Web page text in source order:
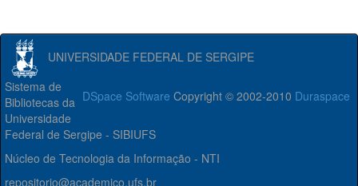
UNIVERSIDADE FEDERAL DE SERGIPE
DSpace Software Copyright © 2002-2010 Duraspace
Sistema de
Bibliotecas da
Universidade
Federal de Sergipe - SIBIUFS
Núcleo de Tecnologia da Informação - NTI
repositorio@academico.ufs.br